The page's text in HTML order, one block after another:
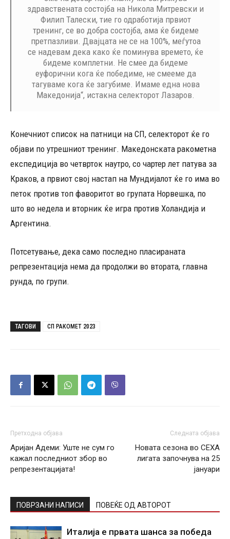
здравствената состојба на Никола Митревски и
Филип Талески, тие го одработија првиот
тренинг, се во добра состојба, ама ќе бидеме
претпазливи. Двајцата не се на 100%, меѓутоа
се надевам дека како ќе поминува времето, ќе
бидеме комплетни. Не смее да бидеме
еуфорични кога ќе победиме, не смееме да
тагуваме кога ќе загубиме. Имаме една нова
Македонија“, истакна селекторот Лазаров.
Конечниот список на патници на СП, селекторот ќе го
објави по утрешниот тренинг. Македонската ракометна
експедиција во четврток наутро, со чартер лет патува за
Краков, а првиот свој настап на Мундијалот ќе го има во
петок против топ фаворитот во групата Норвешка, по
што во недела и вторник ќе игра против Холандија и
Аргентина.
Потсетување, дека само последно пласираната
репрезентација нема да продолжи во втората, главна
рунда, по групи.
ТАГОВИ СП РАКОМЕТ 2023
Претходна објава
Аријан Адеми: Уште не сум го
кажал последниот збор во
репрезентацијата!
Следната објава
Новата сезона во СЕХА
лигата започнува на 25
јануари
ПОВРЗАНИ НАПИСИ ПОВЕЌЕ ОД АВТОРОТ
Италија е првата шанса за победа